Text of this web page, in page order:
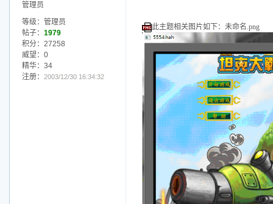
管理员
等级：管理员
帖子： 1979
积分：27258
威望：0
精华：34
注册： 2003/12/30 16:34:32
此主题相关图片如下：未命名.png